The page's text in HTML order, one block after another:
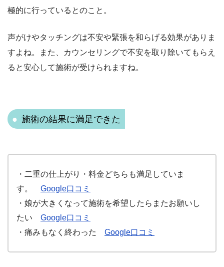
極的に行っているとのこと。
声がけやタッチングは不安や緊張を和らげる効果がありま
すよね。また、カウンセリングで不安を取り除いてもらえ
ると安心して施術が受けられますね。
施術の結果に満足できた
・二重の仕上がり・料金どちらも満足していま
す。 Google口コミ
・娘が大きくなって施術を希望したらまたお願いし
たい Google口コミ
・痛みもなく終わった Google口コミ